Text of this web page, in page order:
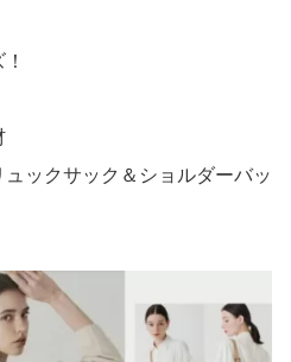
ックサック＆ショルダーバッ